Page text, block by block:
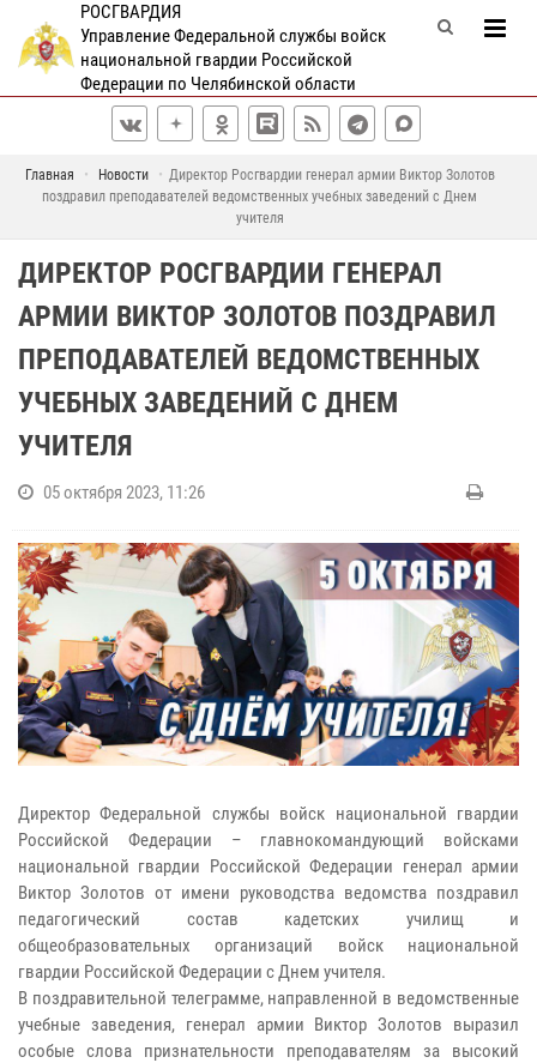
РОСГВАРДИЯ
Управление Федеральной службы войск
национальной гвардии Российской
Федерации по Челябинской области
Главная Новости
Директор Росгвардии генерал армии Виктор Золотов
поздравил преподавателей ведомственных учебных заведений с Днем
учителя
ДИРЕКТОР РОСГВАРДИИ ГЕНЕРАЛ
АРМИИ ВИКТОР ЗОЛОТОВ ПОЗДРАВИЛ
ПРЕПОДАВАТЕЛЕЙ ВЕДОМСТВЕННЫХ
УЧЕБНЫХ ЗАВЕДЕНИЙ С ДНЕМ
УЧИТЕЛЯ
05 октября 2023, 11:26
Директор Федеральной службы войск национальной гвардии
Российской Федерации – главнокомандующий войсками
национальной гвардии Российской Федерации генерал армии
Виктор Золотов от имени руководства ведомства поздравил
педагогический состав кадетских училищ и
общеобразовательных организаций войск национальной
гвардии Российской Федерации с Днем учителя.
В поздравительной телеграмме, направленной в ведомственные
учебные заведения, генерал армии Виктор Золотов выразил
особые слова признательности преподавателям за высокий